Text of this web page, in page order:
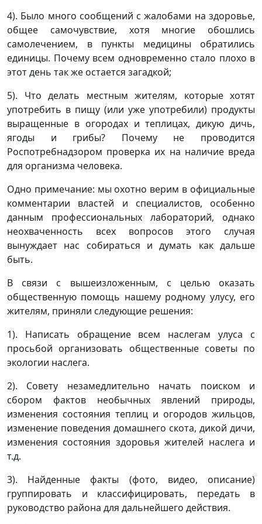
4). Было много сообщений с жалобами на здоровье,
общее самочувствие, хотя многие обошлись
самолечением, в пункты медицины обратились
единицы. Почему всем одновременно стало плохо в
этот день так же остается загадкой;
5). Что делать местным жителям, которые хотят
употребить в пищу (или уже употребили) продукты
выращенные в огородах и теплицах, дикую дичь,
ягоды и грибы? Почему не проводится
Роспотребнадзором проверка их на наличие вреда
для организма человека.
Одно примечание: мы охотно верим в официальные
комментарии властей и специалистов, особенно
данным профессиональных лабораторий, однако
неохваченность всех вопросов этого случая
вынуждает нас собираться и думать как дальше
быть.
В связи с вышеизложенным, с целью оказать
общественную помощь нашему родному улусу, его
жителям, приняли следующие решения:
1). Написать обращение всем наслегам улуса с
просьбой организовать общественные советы по
экологии наслега.
2). Совету незамедлительно начать поиском и
сбором фактов необычных явлений природы,
изменения состояния теплиц и огородов жильцов,
изменение поведения домашнего скота, дикой дичи,
изменения состояния здоровья жителей наслега и
т.д.
3). Найденные факты (фото, видео, описание)
группировать и классифицировать, передать в
руководство района для дальнейшего действия.